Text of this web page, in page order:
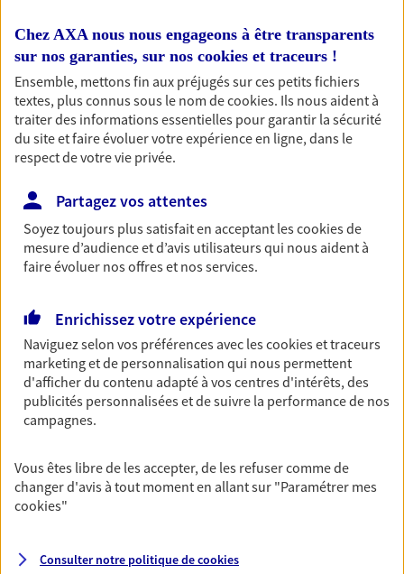
Autant de moments de vie qui nécessitent des solutions
d'assurance et d'épargne. Recevez un conseil d'expert
cohérent avec vos besoins
Vous aider à constituer une
épargne
fructifier votre épargne. Laquelle correspond à vos
objectifs ? Rien ne remplace les conseils d'un expert :
Assurance vie, PER, Livret… Faisons le point ensemble !
Préparer votre avenir
Anticipez les imprévus et sécurisez votre futur grâce à
nos différentes solutions. Nous vous accompagnons
dans vos projets de vie en privilégiant une relation de
confiance et de proximité.
Chez AXA nous nous engageons à être transparents
sur nos garanties, sur nos cookies et traceurs !
Ensemble, mettons fin aux préjugés sur ces petits fichiers
textes, plus connus sous le nom decookies. Ils nous aident à
traiter des informations essentielles pour garantir la sécurité
du site et faire évoluer votre expérience en ligne, dans le
respect de votre vie privée.
Partagez vos attentes
Soyez toujours plus satisfait en acceptant lescookiesde
mesure d’audience et d’avis utilisateurs qui nous aident à
faire évoluer nos offres et nos services.
Enrichissez votre expérience
Naviguez selon vos préférences avec lescookies et traceurs
marketing et de personnalisation qui nous permettent
d'afficher du contenu adapté à vos centres d'intérêts, des
publicités personnalisées et de suivre la performance de nos
campagnes.
Vous êtes libre de les accepter, de les refuser comme de
changer d'avis à tout moment en allant sur "Paramétrer mes
cookies"
Consulter notre politique decookies